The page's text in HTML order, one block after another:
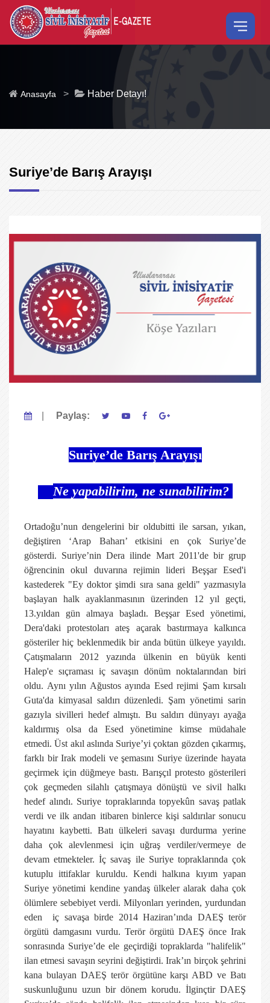
Anasayfa > Haber Detayı!
Suriye’de Barış Arayışı
Paylaş:
Suriye’de Barış Arayışı
Ne yapabilirim, ne sunabilirim?
Ortadoğu’nun dengelerini bir oldubitti ile sarsan, yıkan,
değiştiren ‘Arap Baharı’ etkisini en çok Suriye’de
gösterdi. Suriye’nin Dera ilinde Mart 2011'de bir grup
öğrencinin okul duvarına rejimin lideri Beşşar Esed'i
kastederek "Ey doktor şimdi sıra sana geldi" yazmasıyla
başlayan halk ayaklanmasının üzerinden 12 yıl geçti,
13.yıldan gün almaya başladı. Beşşar Esed yönetimi,
Dera'daki protestoları ateş açarak bastırmaya kalkınca
gösteriler hiç beklenmedik bir anda bütün ülkeye yayıldı.
Çatışmaların 2012 yazında ülkenin en büyük kenti
Halep'e sıçraması iç savaşın dönüm noktalarından biri
oldu. Aynı yılın Ağustos ayında Esed rejimi Şam kırsalı
Guta'da kimyasal saldırı düzenledi. Şam yönetimi sarin
gazıyla sivilleri hedef almıştı. Bu saldırı dünyayı ayağa
kaldırmış olsa da Esed yönetimine kimse müdahale
etmedi. Üst akıl aslında Suriye’yi çoktan gözden çıkarmış,
farklı bir Irak modeli ve şemasını Suriye üzerinde hayata
geçirmek için düğmeye bastı. Barışçıl protesto gösterileri
çok geçmeden silahlı çatışmaya dönüştü ve sivil halkı
hedef alındı. Suriye topraklarında topyekûn savaş patlak
verdi ve ilk andan itibaren binlerce kişi saldırılar sonucu
hayatını kaybetti. Batı ülkeleri savaşı durdurma yerine
daha çok alevlenmesi için uğraş verdiler/vermeye de
devam etmekteler. İç savaş ile Suriye topraklarında çok
kutuplu ittifaklar kuruldu. Kendi halkına kıyım yapan
Suriye yönetimi kendine yandaş ülkeler alarak daha çok
ölümlere sebebiyet verdi. Milyonları yerinden, yurdundan
eden iç savaşa birde 2014 Haziran’ında DAEŞ terör
örgütü damgasını vurdu. Terör örgütü DAEŞ önce Irak
sonrasında Suriye’de ele geçirdiği topraklarda "halifelik"
ilan etmesi savaşın seyrini değiştirdi. Irak’ın birçok şehrini
kana bulayan DAEŞ terör örgütüne karşı ABD ve Batı
suskunluğunu uzun bir dönem korudu. İlginçtir DAEŞ